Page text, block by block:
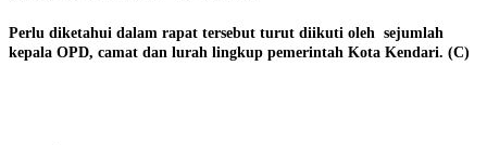
Perlu diketahui dalam rapat tersebut turut diikuti oleh sejumlah
kepala OPD, camat dan lurah lingkup pemerintah Kota Kendari. (C)